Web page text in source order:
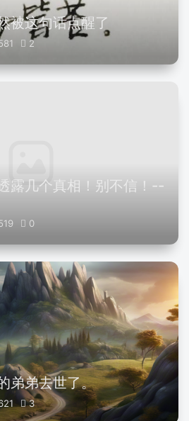
被这句话点醒了
2
露几个真相！别不信！--
0
弟弟去世了。
3